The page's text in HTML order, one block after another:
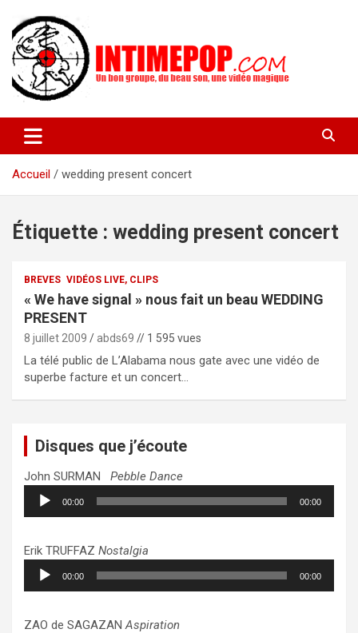
contenu
intimepop.com
actuelles pop rock, post-rock, indé sur Lyon. rock pop concert
lyon
Accueil
wedding present concert
Étiquette : wedding present concert
BREVES VIDÉOS LIVE, CLIPS
« We have signal » nous fait un beau WEDDING
PRESENT
8 juillet 2009 abds69 // 1 595 vues
La télé public de L’Alabama nous gate avec une vidéo de
superbe facture et un concert…
Disques que j’écoute
John SURMAN Pebble Dance
Lecteur
audio
00:00 00:00
Erik TRUFFAZ Nostalgia
Lecteur
audio
00:00 00:00
ZAO de SAGAZANAspiration